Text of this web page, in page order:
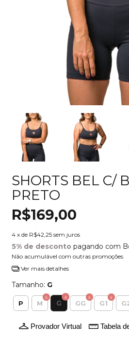
SHORTS BEL C/
PRETO
R$169,00
4 x de R$42,25 sem juros
5% de desconto pagando com
Não acumulável com outras promoções
Ver mais detalhes
Tamanho: G
P M G GG G1
Provador Virtual Tabela